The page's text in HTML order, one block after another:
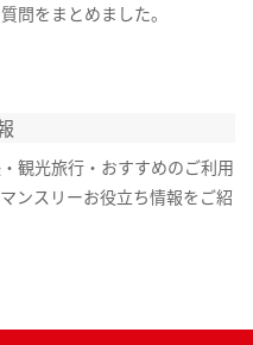
問をまとめました。
観光旅行・おすすめのご利用
ンスリーお役立ち情報をご紹